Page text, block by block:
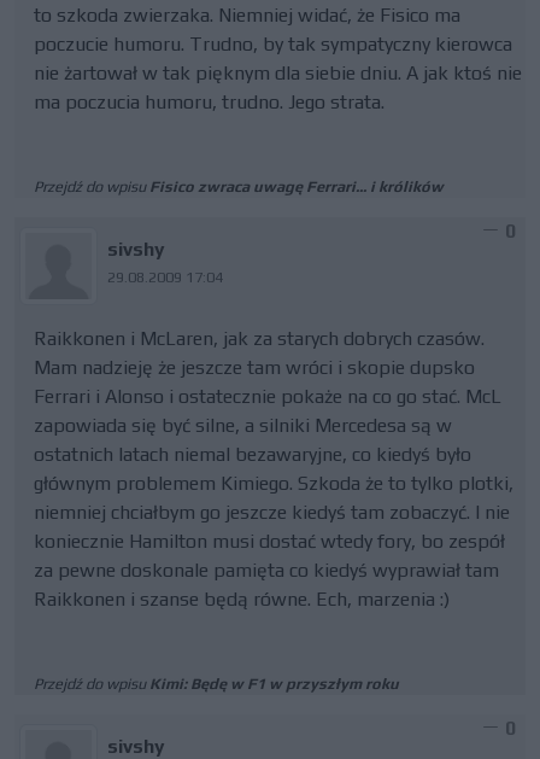
to szkoda zwierzaka. Niemniej widać, że Fisico ma
poczucie humoru. Trudno, by tak sympatyczny kierowca
nie żartował w tak pięknym dla siebie dniu. A jak ktoś nie
ma poczucia humoru, trudno. Jego strata.
Przejdź do wpisu Fisico zwraca uwagę Ferrari... i królików
sivshy
29.08.2009 17:04
0
Raikkonen i McLaren, jak za starych dobrych czasów.
Mam nadzieję że jeszcze tam wróci i skopie dupsko
Ferrari i Alonso i ostatecznie pokaże na co go stać. McL
zapowiada się być silne, a silniki Mercedesa są w
ostatnich latach niemal bezawaryjne, co kiedyś było
głównym problemem Kimiego. Szkoda że to tylko plotki,
niemniej chciałbym go jeszcze kiedyś tam zobaczyć. I nie
koniecznie Hamilton musi dostać wtedy fory, bo zespół
za pewne doskonale pamięta co kiedyś wyprawiał tam
Raikkonen i szanse będą równe. Ech, marzenia :)
Przejdź do wpisu Kimi: Będę w F1 w przyszłym roku
sivshy
0